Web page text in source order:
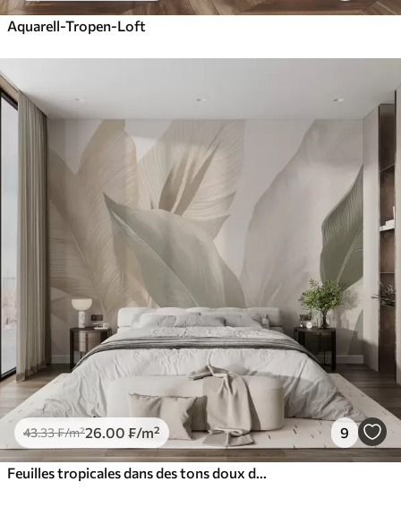
Aquarell-Tropen-Loft
43.33₣/m²26 .00 ₣/m² 9